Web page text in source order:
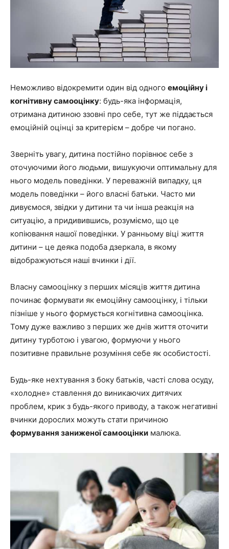
Неможливо відокремити один від одного емоційну і
когнітивну самооцінку: будь-яка інформація,
отримана дитиною ззовні про себе, тут же піддається
емоційній оцінці за критерієм – добре чи погано.
Зверніть увагу, дитина постійно порівнює себе з
оточуючими його людьми, вишукуючи оптимальну для
нього модель поведінки. У переважній випадку, ця
модель поведінки – його власні батьки. Часто ми
дивуємося, звідки у дитини та чи інша реакція на
ситуацію, а придивившись, розуміємо, що це
копіювання нашої поведінки. У ранньому віці життя
дитини – це деяка подоба дзеркала, в якому
відображуються наші вчинки і дії.
Власну самооцінку з перших місяців життя дитина
починає формувати як емоційну самооцінку, і тільки
пізніше у нього формується когнітивна самооцінка.
Тому дуже важливо з перших же днів життя оточити
дитину турботою і увагою, формуючи у нього
позитивне правильне розуміння себе як особистості.
Будь-яке нехтування з боку батьків, часті слова осуду,
«холодне» ставлення до виникаючих дитячих
проблем, крик з будь-якого приводу, а також негативні
вчинки дорослих можуть стати причиною
формування заниженої самооцінки малюка.